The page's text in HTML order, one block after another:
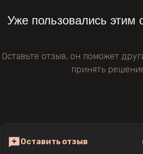
Уже пользовались этим
Оставьте отзыв, он поможет
принять
Оставить отзыв